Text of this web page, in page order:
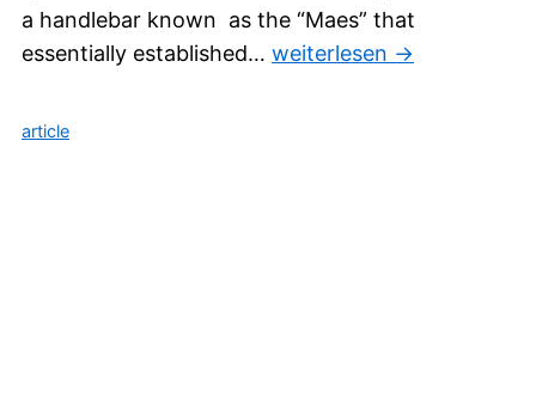
a handlebar known as the “Maes” that
essentially established… weiterlesen →
article